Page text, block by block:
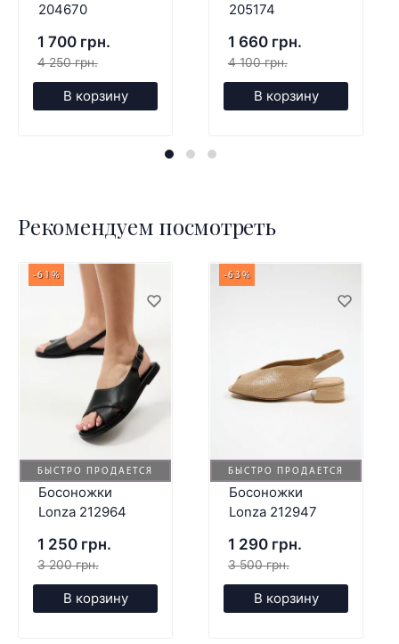
204670
1 700 грн.
4 250 грн.
В корзину
205174
1 660 грн.
4 100 грн.
В корзину
Рекомендуем посмотреть
БЫСТРО ПРОДАЕТСЯ
-61%
Босоножки
Lonza 212964
1 250 грн.
3 200 грн.
В корзину
БЫСТРО ПРОДАЕТСЯ
-63%
Босоножки
Lonza 212947
1 290 грн.
3 500 грн.
В корзину